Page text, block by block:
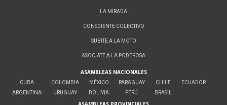
LA MIRADA
CONSCIENTE COLECTIVO
SUBITE A LA MOTO
ASOCIATE A LA PODEROSA
ASAMBLEAS NACIONALES
CUBA
ARGENTINA
COLOMBIA
URUGUAY
MÉXICO
BOLIVIA
PARAGUAY
PERÚ
CHILE
BRASIL
ECUADOR